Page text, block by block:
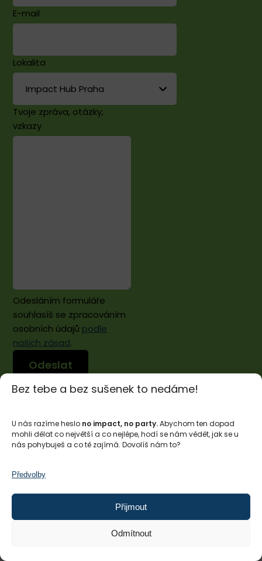
Bez tebe a bez sušenek to nedáme!
U nás razíme heslo no impact, no party.Abychom ten dopad
mohli dělat co největší a co nejlépe, hodí se nám vědět, jak se u
nás pohybuješ a co tě zajímá. Dovolíš nám to?
Předvolby
Přijmout
Odmítnout
E-mail
Lokalita
Tvoje zpráva, otázky,
vzkazy
Odesláním formuláře
souhlasíš se zpracováním
osobních údajů podle
našich zásad.
PO–PÁ, 8:30–16:00
Členstvo má přístup dle svého tarifu.